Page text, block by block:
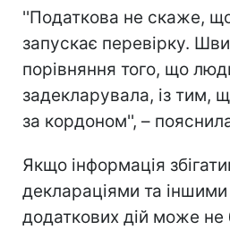
''Податкова не скаже,
запускає перевірку.
порівняння того, що
задекларувала, із тим,
за кордоном'', –
Якщо інформація
деклараціями та
додаткових дій може не